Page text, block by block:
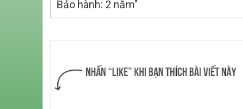
Bảo hành: 2 năm"